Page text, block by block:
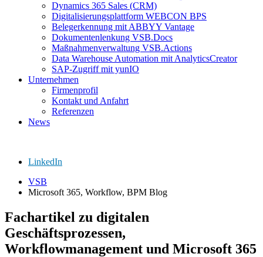
Dynamics 365 Sales (CRM)
Digitalisierungsplattform WEBCON BPS
Belegerkennung mit ABBYY Vantage
Dokumentenlenkung VSB.Docs
Maßnahmenverwaltung VSB.Actions
Data Warehouse Automation mit AnalyticsCreator
SAP-Zugriff mit yunIO
Unternehmen
Firmenprofil
Kontakt und Anfahrt
Referenzen
News
LinkedIn
VSB
Microsoft 365, Workflow, BPM Blog
Fachartikel zu digitalen
Geschäftsprozessen,
Workflowmanagement und Microsoft 365